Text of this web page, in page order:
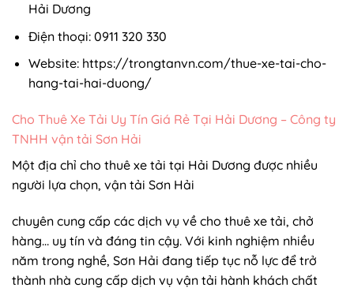
Hải Dương
Điện thoại: 0911 320 330
Website: https://trongtanvn.com/thue-xe-tai-cho-
hang-tai-hai-duong/
Cho Thuê Xe Tải Uy Tín Giá Rẻ Tại Hải Dương – Công ty
TNHH vận tải Sơn Hải
Một địa chỉ cho thuê xe tải tại Hải Dương được nhiều
người lựa chọn, vận tải Sơn Hải
chuyên cung cấp các dịch vụ về cho thuê xe tải, chở
hàng… uy tín và đáng tin cậy. Với kinh nghiệm nhiều
năm trong nghề, Sơn Hải đang tiếp tục nỗ lực để trở
thành nhà cung cấp dịch vụ vận tải hành khách chất